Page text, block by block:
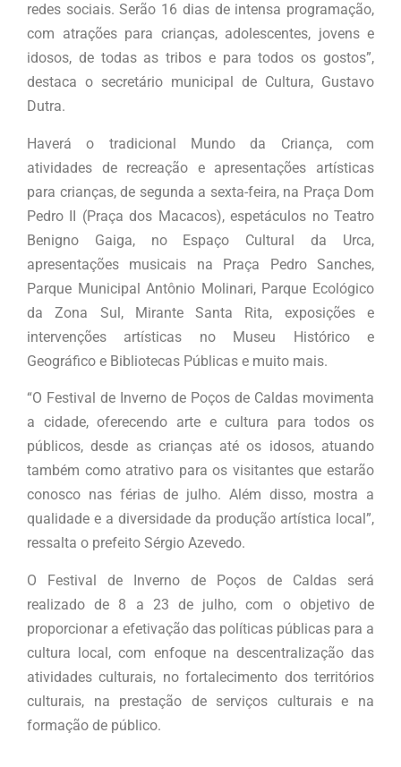
redes sociais. Serão 16 dias de intensa programação,
com atrações para crianças, adolescentes, jovens e
idosos, de todas as tribos e para todos os gostos”,
destaca o secretário municipal de Cultura, Gustavo
Dutra.
Haverá o tradicional Mundo da Criança, com
atividades de recreação e apresentações artísticas
para crianças, de segunda a sexta-feira, na Praça Dom
Pedro II (Praça dos Macacos), espetáculos no Teatro
Benigno Gaiga, no Espaço Cultural da Urca,
apresentações musicais na Praça Pedro Sanches,
Parque Municipal Antônio Molinari, Parque Ecológico
da Zona Sul, Mirante Santa Rita, exposições e
intervenções artísticas no Museu Histórico e
Geográfico e Bibliotecas Públicas e muito mais.
“O Festival de Inverno de Poços de Caldas movimenta
a cidade, oferecendo arte e cultura para todos os
públicos, desde as crianças até os idosos, atuando
também como atrativo para os visitantes que estarão
conosco nas férias de julho. Além disso, mostra a
qualidade e a diversidade da produção artística local”,
ressalta o prefeito Sérgio Azevedo.
O Festival de Inverno de Poços de Caldas será
realizado de 8 a 23 de julho, com o objetivo de
proporcionar a efetivação das políticas públicas para a
cultura local, com enfoque na descentralização das
atividades culturais, no fortalecimento dos territórios
culturais, na prestação de serviços culturais e na
formação de público.